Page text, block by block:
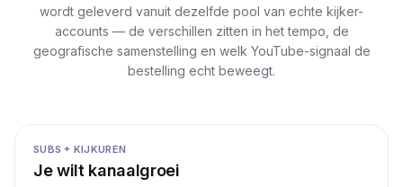
wordt geleverd vanuit dezelfde pool van echte kijker-
accounts — de verschillen zitten in het tempo, de
geografische samenstelling en welk YouTube-signaal de
bestelling echt beweegt.
SUBS + KIJKUREN
Je wilt kanaalgroei